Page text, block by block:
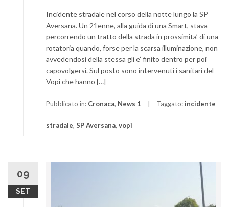
Incidente stradale nel corso della notte lungo la SP
Aversana. Un 21enne, alla guida di una Smart, stava
percorrendo un tratto della strada in prossimita’ di una
rotatoria quando, forse per la scarsa illuminazione, non
avvedendosi della stessa gli e’ finito dentro per poi
capovolgersi. Sul posto sono intervenuti i sanitari del
Vopi che hanno […]
Pubblicato in: Cronaca, News 1 Taggato: incidente
stradale, SP Aversana, vopi
09
SET